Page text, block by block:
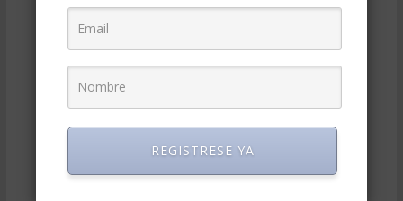
Finanzas Corporativas
Gobierno Corporativo
Marketing Digital(247)
REGISTRESE YA